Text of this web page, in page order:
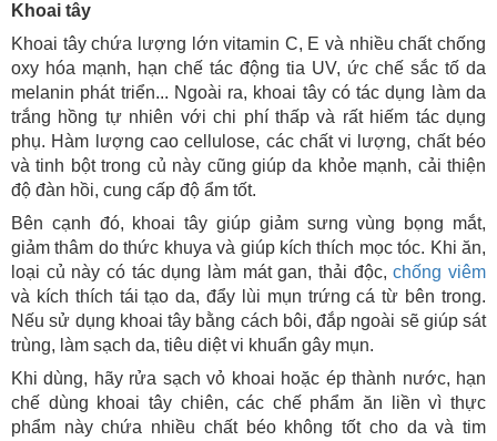
Khoai tây
Khoai tây chứa lượng lớn vitamin C, E và nhiều chất chống
oxy hóa mạnh, hạn chế tác động tia UV, ức chế sắc tố da
melanin phát triển... Ngoài ra, khoai tây có tác dụng làm da
trắng hồng tự nhiên với chi phí thấp và rất hiếm tác dụng
phụ. Hàm lượng cao cellulose, các chất vi lượng, chất béo
và tinh bột trong củ này cũng giúp da khỏe mạnh, cải thiện
độ đàn hồi, cung cấp độ ẩm tốt.
Bên cạnh đó, khoai tây giúp giảm sưng vùng bọng mắt,
giảm thâm do thức khuya và giúp kích thích mọc tóc. Khi ăn,
loại củ này có tác dụng làm mát gan, thải độc,chống viêm
và kích thích tái tạo da, đẩy lùi mụn trứng cá từ bên trong.
Nếu sử dụng khoai tây bằng cách bôi, đắp ngoài sẽ giúp sát
trùng, làm sạch da, tiêu diệt vi khuẩn gây mụn.
Khi dùng, hãy rửa sạch vỏ khoai hoặc ép thành nước, hạn
chế dùng khoai tây chiên, các chế phẩm ăn liền vì thực
phẩm này chứa nhiều chất béo không tốt cho da và tim